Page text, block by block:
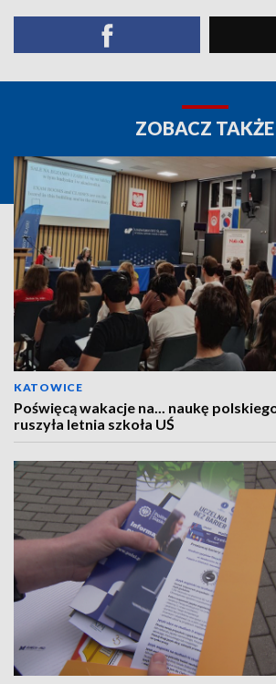
ZOBACZ TAKŻE
KATOWICE
Poświęcą wakacje na... naukę
ruszyła letnia szkoła UŚ